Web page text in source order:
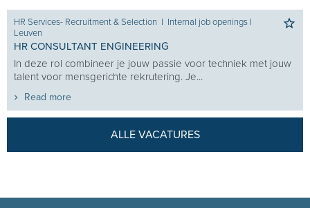
HR Services- Recruitment & Selection I Internal job openings I
Leuven
HR CONSULTANT ENGINEERING
In deze rol combineer je jouw passie voor techniek met jouw
talent voor mensgerichte rekrutering. Je...
Read more
ALLE VACATURES